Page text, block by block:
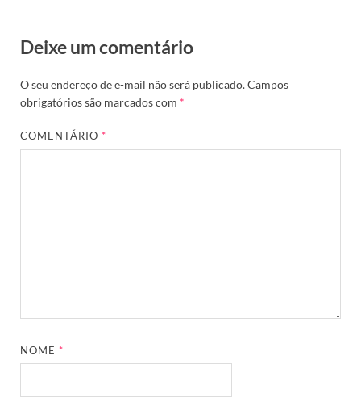
Deixe um comentário
O seu endereço de e-mail não será publicado.Campos
obrigatórios são marcados com *
COMENTÁRIO*
NOME*